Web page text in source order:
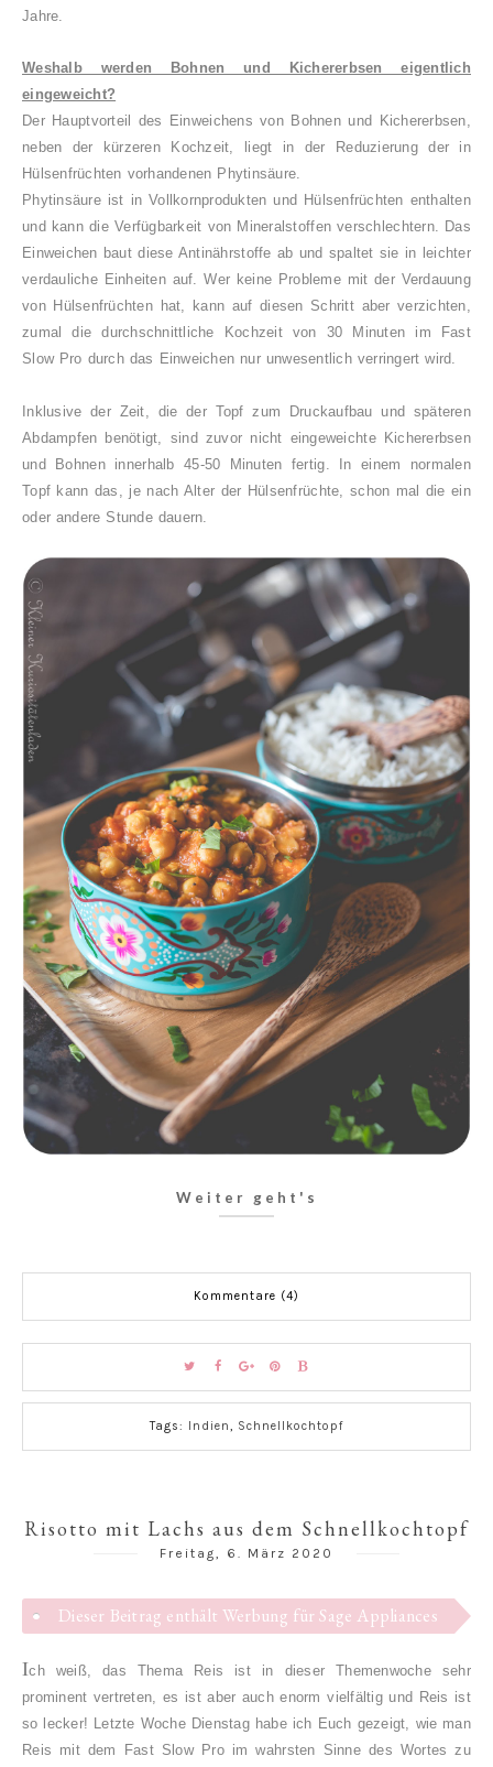
Jahre.
Weshalb werden Bohnen und Kichererbsen eigentlich
eingeweicht?
Der Hauptvorteil des Einweichens von Bohnen und Kichererbsen,
neben der kürzeren Kochzeit, liegt in der Reduzierung der in
Hülsenfrüchten vorhandenen Phytinsäure.
Phytinsäure ist in Vollkornprodukten und Hülsenfrüchten enthalten
und kann die Verfügbarkeit von Mineralstoffen verschlechtern. Das
Einweichen baut diese Antinährstoffe ab und spaltet sie in leichter
verdauliche Einheiten auf. Wer keine Probleme mit der Verdauung
von Hülsenfrüchten hat, kann auf diesen Schritt aber verzichten,
zumal die durchschnittliche Kochzeit von 30 Minuten im Fast
Slow Pro durch das Einweichen nur unwesentlich verringert wird.
Inklusive der Zeit, die der Topf zum Druckaufbau und späteren
Abdampfen benötigt, sind zuvor nicht eingeweichte Kichererbsen
und Bohnen innerhalb 45-50 Minuten fertig. In einem normalen
Topf kann das, je nach Alter der Hülsenfrüchte, schon mal die ein
oder andere Stunde dauern.
Weiter geht's
Kommentare (4)
Tags: Indien, Schnellkochtopf
Risotto mit Lachs aus dem Schnellkochtopf
Freitag, 6. März 2020
Dieser Beitrag enthält Werbung für Sage Appliances
Ich weiß, das Thema Reis ist in dieser Themenwoche sehr
prominent vertreten, es ist aber auch enorm vielfältig und Reis ist
so lecker! Letzte Woche Dienstag habe ich Euch gezeigt, wie man
Reis mit dem Fast Slow Pro im wahrsten Sinne des Wortes zu